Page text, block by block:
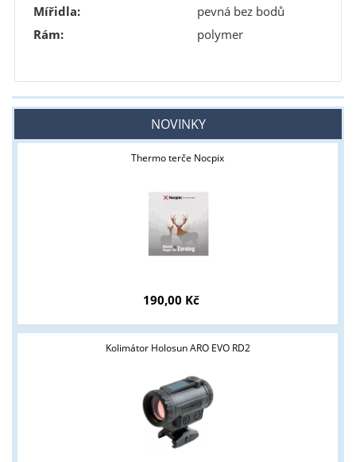
Mířidla:
pevná bez bodů
Rám:
polymer
NOVINKY
Thermo terče Nocpix
190,00 Kč
Kolimátor Holosun ARO EVO RD2